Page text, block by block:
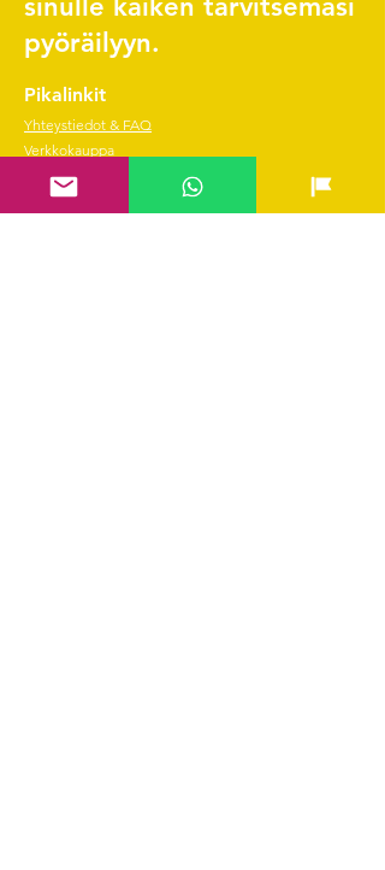
pyöräilyyn.
Pikalinkit
Yhteystiedot & FAQ
Verkkokauppa
Scott Tarvikekatalogi
Edustetut merkit